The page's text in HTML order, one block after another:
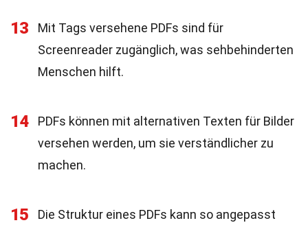
13
Mit Tags versehene PDFs sind für
Screenreader zugänglich, was sehbehinderten
Menschen hilft.
14
PDFs können mit alternativen Texten für Bilder
versehen werden, um sie verständlicher zu
machen.
15
Die Struktur eines PDFs kann so angepasst